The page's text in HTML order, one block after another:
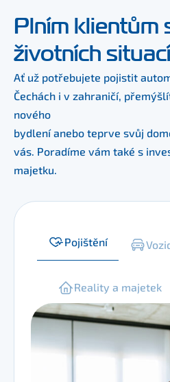
Plním klientům
životních
Ať už potřebujete pojistit
Čechách i v zahraničí,
nového
bydlení anebo teprve svůj
vás. Poradíme vám také s
majetku.
Pojištění
Reality a majetek
Pojištění